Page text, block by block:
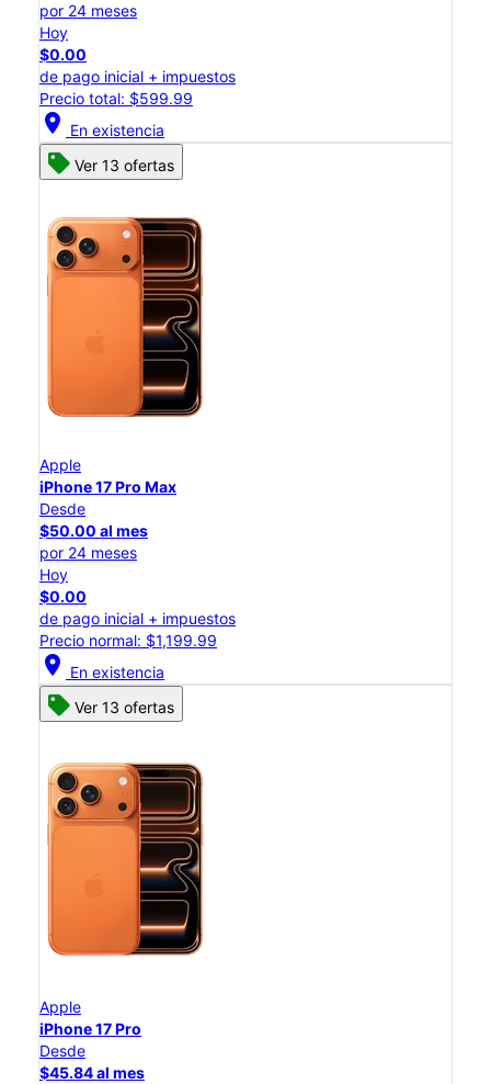
por 24 meses
Hoy
$0.00
de pago inicial + impuestos
Precio total: $599.99
location_on En existencia
Ver 13 ofertas
Apple
iPhone 17 Pro Max
Desde
$50.00 al mes
por 24 meses
Hoy
$0.00
de pago inicial + impuestos
Precio normal: $1,199.99
location_on En existencia
Ver 13 ofertas
Apple
iPhone 17 Pro
Desde
$45.84 al mes